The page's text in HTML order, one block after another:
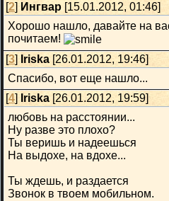
[2] Ингвар [15.01.2012, 01:46]
Хорошо нашло, давайте на
почитаем!
[3] Iriska [26.01.2012, 19:46]
Спасибо, вот еще нашло...
[4] Iriska [26.01.2012, 19:59]
любовь на расстоянии...
Ну разве это плохо?
Ты веришь и надеешься
На выдохе, на вдохе...
Ты ждешь, и раздается
Звонок в твоем мобильном.